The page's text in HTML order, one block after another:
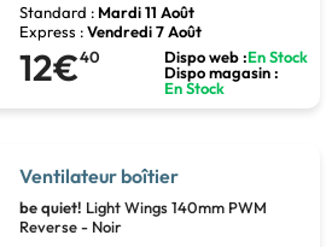
Standard : Mardi 11 Août
Express :Vendredi 7 Août
12€40 Dispo web :En Stock
Dispo magasin :
En Stock
Ventilateur boîtier
be quiet! Light Wings 140mm PWM
Reverse - Noir